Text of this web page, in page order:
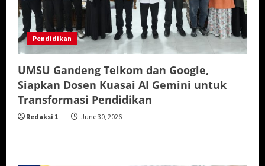
Pendidikan
UMSU Gandeng Telkom dan Google,
Siapkan Dosen Kuasai AI Gemini untuk
Transformasi Pendidikan
Redaksi 1 June 30, 2026